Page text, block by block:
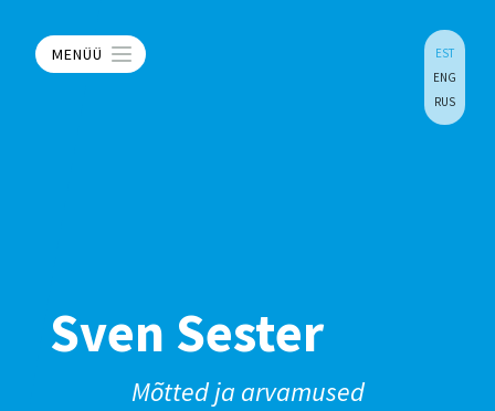
MENÜÜ
EST
ENG
RUS
Sven Sester
Mõtted ja arvamused